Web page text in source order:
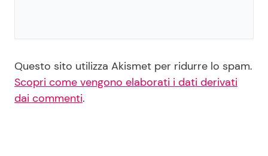
Questo sito utilizza Akismet per ridurre lo spam.
Scopri come vengono elaborati i dati derivati
dai commenti.